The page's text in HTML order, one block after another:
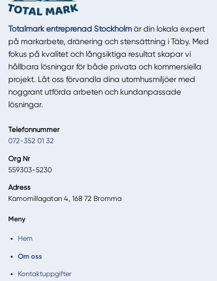
Totalmark entreprenad Stockholmär din lokala expert
på markarbete, dränering och stensättning i Täby. Med
fokus på kvalitet och långsiktiga resultat skapar vi
hållbara lösningar för både privata och kommersiella
projekt. Låt oss förvandla dina utomhusmiljöer med
noggrant utförda arbeten och kundanpassade
lösningar.
Telefonnummer
072-352 01 32
Org Nr
559303-5230
Adress
Kamomillagatan 4, 168 72 Bromma
Meny
Hem
Om oss
Kontaktuppgifter